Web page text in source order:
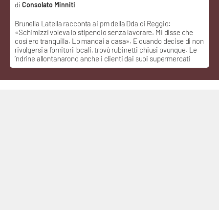
VIDEO
Ambiente
Brunella Latella racconta ai pm della Dda di Reggio:
«Schimizzi voleva lo stipendio senza lavorare. Mi disse che
così ero tranquilla. Lo mandai a casa». E quando decise di non
rivolgersi a fornitori locali, trovò rubinetti chiusi ovunque. Le
‘ndrine allontanarono anche i clienti dai suoi supermercati
Consolato Minniti